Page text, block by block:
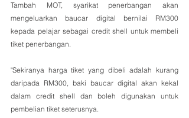
Tambah MOT, syarikat penerbangan akan
mengeluarkan baucar digital bernilai RM300
kepada pelajar sebagai credit shell untuk membeli
tiket penerbangan.
"Sekiranya harga tiket yang dibeli adalah kurang
daripada RM300, baki baucar digital akan kekal
dalam credit shell dan boleh digunakan untuk
pembelian tiket seterusnya.